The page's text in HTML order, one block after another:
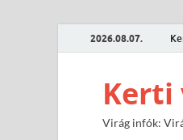
2026.08.07.
Kerti
Virág infók: